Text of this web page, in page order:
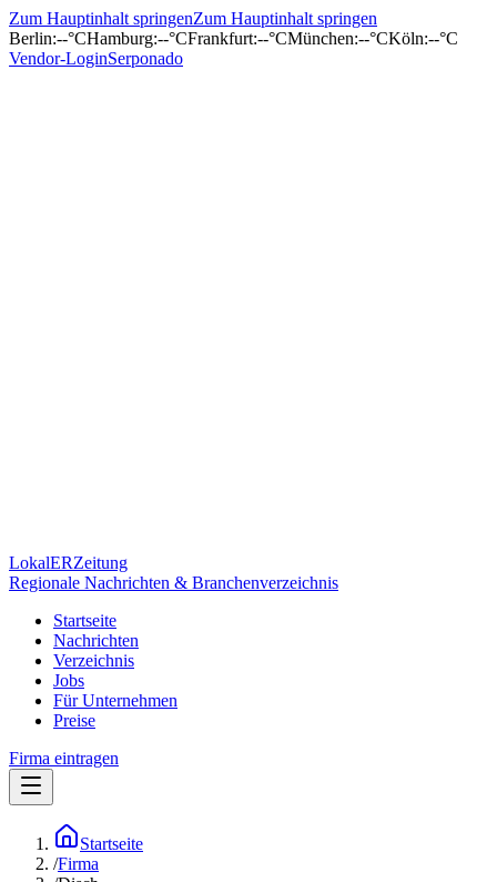
Zum Hauptinhalt springenZum Hauptinhalt springen
Berlin:--°CHamburg:--°CFrankfurt:--°CMünchen:--°CKöln:--°C
Vendor-LoginSerponado
LokalERZeitung
Regionale Nachrichten & Branchenverzeichnis
Startseite
Nachrichten
Verzeichnis
Jobs
Für Unternehmen
Preise
Firma eintragen
Startseite
/Firma